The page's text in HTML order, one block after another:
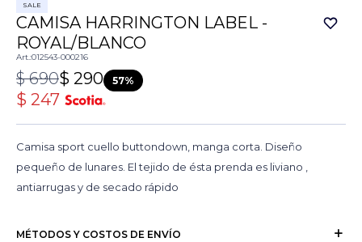
SALE
CAMISA HARRINGTON LABEL -
ROYAL/BLANCO
012543-000216
$ 290
$ 690 57
$ 247
Camisa sport cuello buttondown, manga corta. Diseño
pequeño de lunares. El tejido de ésta prenda es liviano ,
antiarrugas y de secado rápido
MÉTODOS Y COSTOS DE ENVÍO